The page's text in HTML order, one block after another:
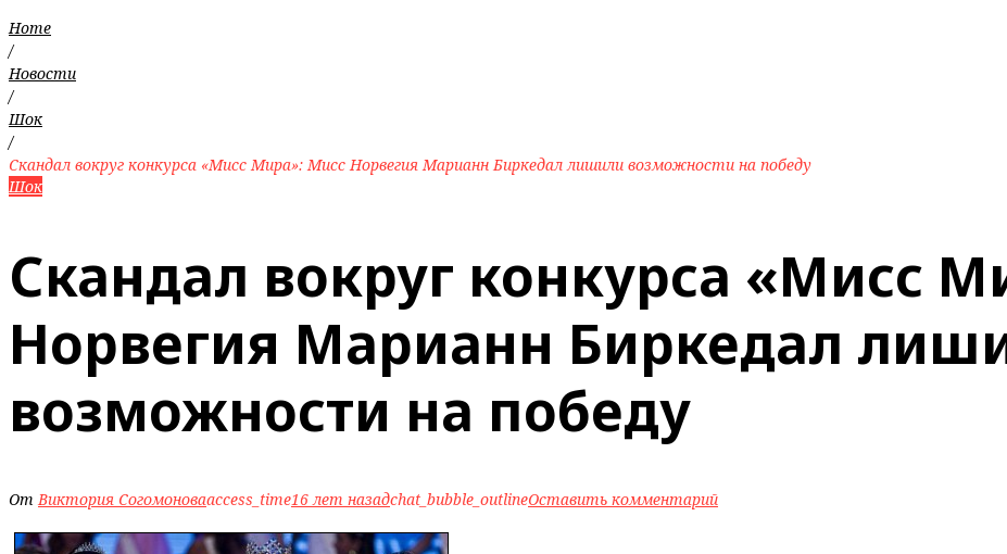
Home
/
Новости
/
Шок
/
Скандал вокруг конкурса «Мисс Мира»: Мисс Норвегия Марианн Биркедал лишили возможности на победу
Шок
Скандал вокруг конкурса «Мисс
Норвегия Марианн Биркедал
возможности на победу
ОтВиктория Согомоноваaccess_time16 лет назадchat_bubble_outlineОставить комментарий